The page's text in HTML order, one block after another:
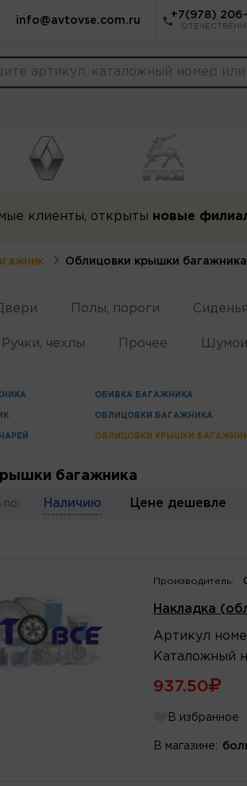
info@avtovse.com.ru
+7(978)
клиенты, открыты новые
Облицовки крышки багажника
Полы, пороги Сиденья
Ручки, чехлы Прочее
ОБИВКА БАГАЖНИКА
ОБЛИЦОВКИ БАГАЖНИКА
ОБЛИЦОВКИ КРЫШКИ
багажника
по: Наличию Цене дешевле
Производитель:
Накладка
Артикул
Каталожный
937.50
В избранное
В магазине: